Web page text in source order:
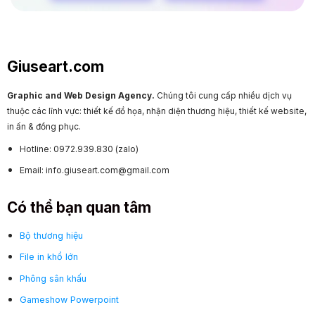
Giuseart.com
Graphic and Web Design Agency. Chúng tôi cung cấp nhiều dịch vụ
thuộc các lĩnh vực: thiết kế đồ họa, nhận diện thương hiệu, thiết kế website,
in ấn & đồng phục.
Hotline: 0972.939.830 (zalo)
Email: info.giuseart.com@gmail.com
Có thể bạn quan tâm
Bộ thương hiệu
File in khổ lớn
Phông sân khấu
Gameshow Powerpoint